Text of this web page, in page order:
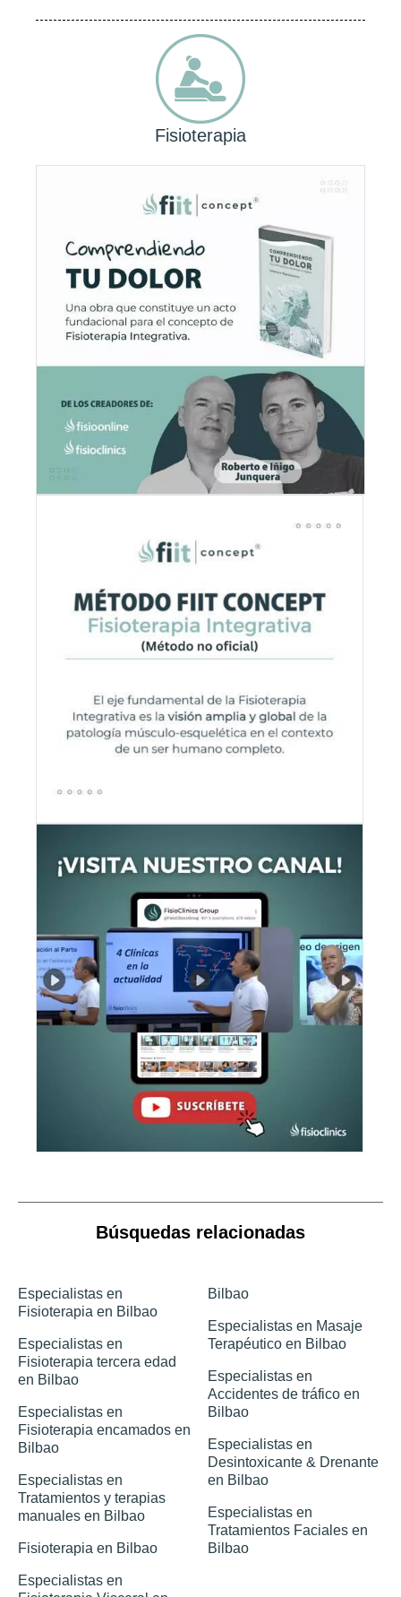
Fisioterapia
Búsquedas relacionadas
Especialistas en
Fisioterapia en Bilbao
Especialistas en
Fisioterapia tercera edad
en Bilbao
Especialistas en
Fisioterapia encamados en
Bilbao
Especialistas en
Tratamientos y terapias
manuales en Bilbao
Fisioterapia en Bilbao
Especialistas en
Bilbao
Especialistas en Masaje
Terapéutico en Bilbao
Especialistas en
Accidentes de tráfico en
Bilbao
Especialistas en
Desintoxicante & Drenante
en Bilbao
Especialistas en
Tratamientos Faciales en
Bilbao